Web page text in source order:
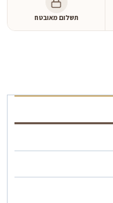
תשלום מאובטח